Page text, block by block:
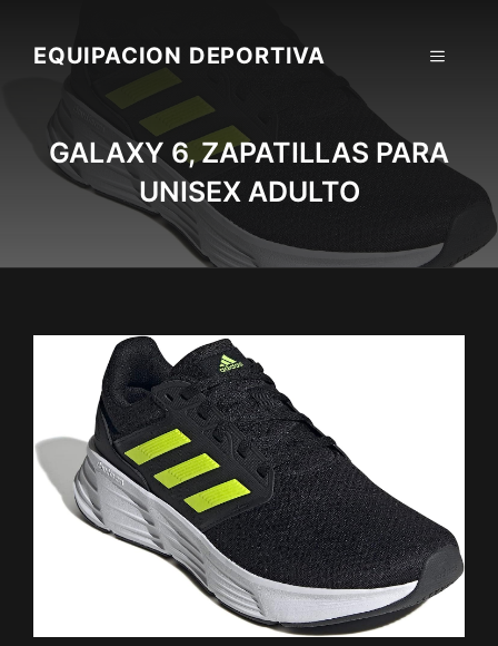
contentEQUIPACION DEPORTIVA MENU
GALAXY 6, ZAPATILLAS PARA
UNISEX ADULTO